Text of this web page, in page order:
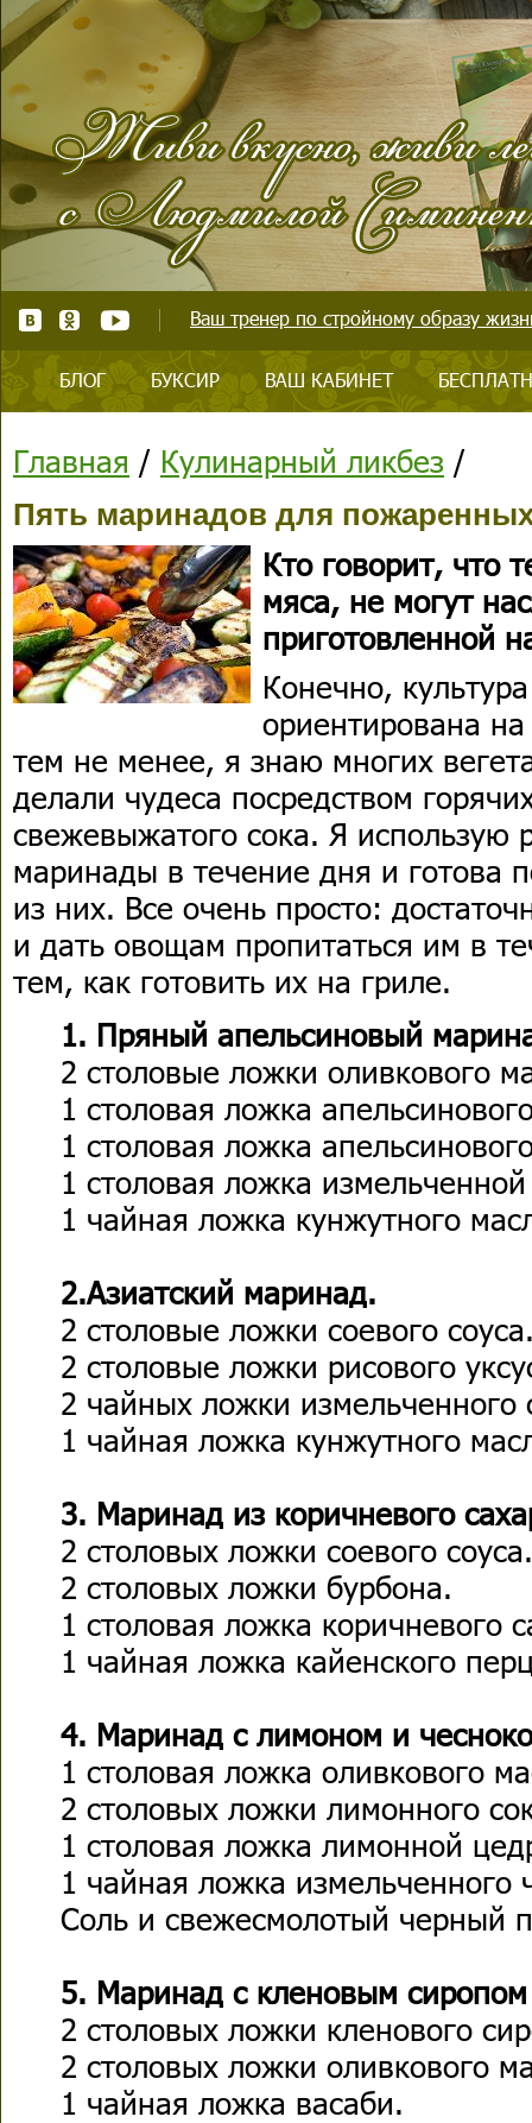
Ваш тренер по стройному образу
БЛОГ БУКСИР ВАШ КАБИНЕТ
Главная / Кулинарный ликбез /
Пять маринадов для
Кто говорит, что
мяса, не могут
приготовленной
Конечно,
ориентирована
тем не менее, я знаю многих
делали чудеса посредством
свежевыжатого сока. Я использую
маринады в течение дня и готова
из них. Все очень просто:
и дать овощам пропитаться им в
тем, как готовить их на гриле.
1. Пряный апельсиновый
2 столовые ложки оливкового
1 столовая ложка
1 столовая ложка
1 столовая ложка
1 чайная ложка кунжутного
2.Азиатский маринад.
2 столовые ложки соевого
2 столовые ложки рисового
2 чайных ложки измельченного
1 чайная ложка кунжутного
3. Маринад из коричневого
2 столовых ложки соевого соуса.
2 столовых ложки бурбона.
1 столовая ложка коричневого
1 чайная ложка кайенского
4. Маринад с лимоном и
1 столовая ложка оливкового
2 столовых ложки лимонного
1 столовая ложка лимонной
1 чайная ложка измельченного
Соль и свежесмолотый черный
5. Маринад с кленовым
2 столовых ложки кленового
2 столовых ложки оливкового
1 чайная ложка васаби.